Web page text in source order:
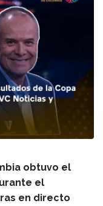
obtuvo el
el
en directo